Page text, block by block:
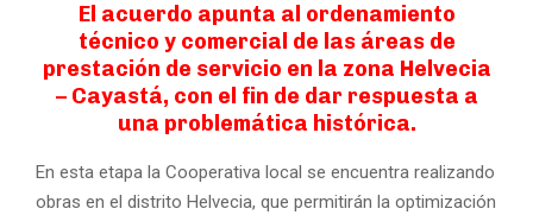
El acuerdo apunta al ordenamiento
técnico y comercial de las áreas de
prestación de servicio en la zona Helvecia
– Cayastá, con el fin de dar respuesta a
una problemática histórica.
En esta etapa la Cooperativa local se encuentra realizando
obras en el distrito Helvecia, que permitirán la optimización